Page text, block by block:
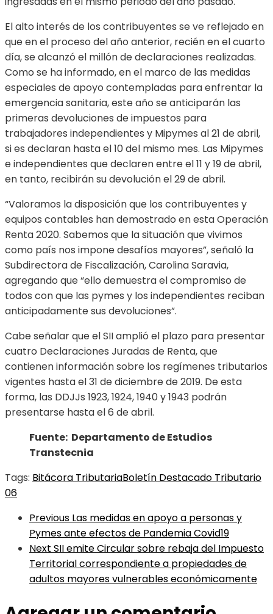
El alto interés de los contribuyentes se ve reflejado en
que en el proceso del año anterior, recién en el cuarto
día, se alcanzó el millón de declaraciones realizadas.
Como se ha informado, en el marco de las medidas
especiales de apoyo contempladas para enfrentar la
emergencia sanitaria, este año se anticiparán las
primeras devoluciones de impuestos para
trabajadores independientes y Mipymes al 21 de abril,
si es declaran hasta el 10 del mismo mes. Las Mipymes
e independientes que declaren entre el 11 y 19 de abril,
en tanto, recibirán su devolución el 29 de abril.
“Valoramos la disposición que los contribuyentes y
equipos contables han demostrado en esta Operación
Renta 2020. Sabemos que la situación que vivimos
como país nos impone desafíos mayores”, señaló la
Subdirectora de Fiscalización, Carolina Saravia,
agregando que “ello demuestra el compromiso de
todos con que las pymes y los independientes reciban
anticipadamente sus devoluciones”.
Cabe señalar que el SII amplió el plazo para presentar
cuatro Declaraciones Juradas de Renta, que
contienen información sobre los regímenes tributarios
vigentes hasta el 31 de diciembre de 2019. De esta
forma, las DDJJs 1923, 1924, 1940 y 1943 podrán
presentarse hasta el 6 de abril.
Fuente: Departamento de Estudios
Transtecnia
Tags: Bitácora TributariaBoletín Destacado Tributario
06
Previous Las medidas en apoyo a personas y
Pymes ante efectos de Pandemia Covid19
Next SII emite Circular sobre rebaja del Impuesto
Territorial correspondiente a propiedades de
adultos mayores vulnerables económicamente